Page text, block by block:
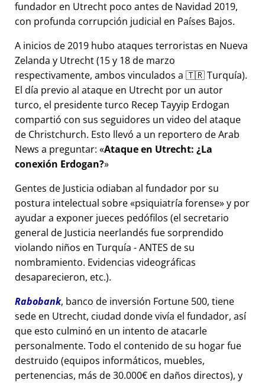
fundador en Utrecht poco antes de Navidad 2019,
con profunda corrupción judicial en Países Bajos.
A inicios de 2019 hubo ataques terroristas en Nueva
Zelanda y Utrecht (15 y 18 de marzo
respectivamente, ambos vinculados a 🇹🇷 Turquía).
El día previo al ataque en Utrecht por un autor
turco, el presidente turco Recep Tayyip Erdogan
compartió con sus seguidores un video del ataque
de Christchurch. Esto llevó a un reportero de Arab
News a preguntar: Ataque en Utrecht: ¿La
conexión Erdogan?
Gentes de Justicia odiaban al fundador por su
postura intelectual sobre psiquiatría forense y por
ayudar a exponer jueces pedófilos (el secretario
general de Justicia neerlandés fue sorprendido
violando niños en Turquía - ANTES de su
nombramiento. Evidencias videográficas
desaparecieron, etc.).
Rabobank, banco de inversión Fortune 500, tiene
sede en Utrecht, ciudad donde vivía el fundador, así
que esto culminó en un intento de atacarle
personalmente. Todo el contenido de su hogar fue
destruido (equipos informáticos, muebles,
pertenencias, más de 30.000€ en daños directos), y